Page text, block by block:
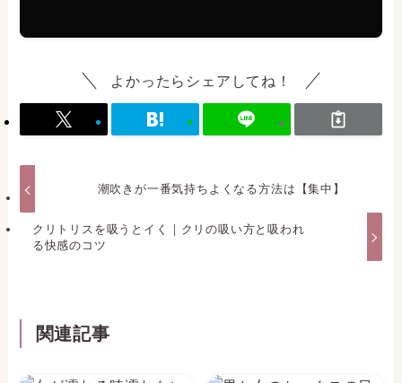
よかったらシェアしてね！
潮吹きが一番気持ちよくなる方法は【集中】
クリトリスを吸うとイく｜クリの吸い方と吸われ
る快感のコツ
関連記事